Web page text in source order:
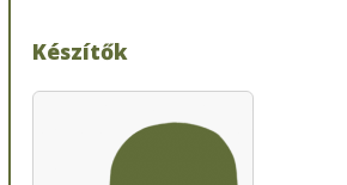
Készítők